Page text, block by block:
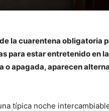
la cuarentena obligatoria
para estar entretenido en
o apagada, aparecen
típica noche